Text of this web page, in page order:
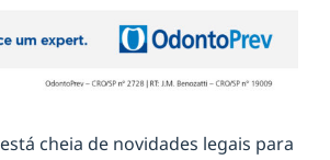
está cheia de novidades legais para